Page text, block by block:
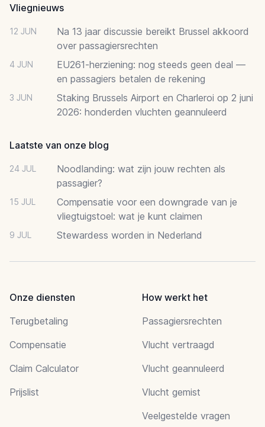
Vliegnieuws
12 JUN
Na 13 jaar discussie bereikt Brussel akkoord
over passagiersrechten
4 JUN
EU261-herziening: nog steeds geen deal —
en passagiers betalen de rekening
3 JUN
Staking Brussels Airport en Charleroi op 2 juni
2026: honderden vluchten geannuleerd
Laatste van onze blog
24 JUL
Noodlanding: wat zijn jouw rechten als
passagier?
15 JUL
Compensatie voor een downgrade van je
vliegtuigstoel: wat je kunt claimen
9 JUL Stewardess worden in Nederland
Onze diensten
Terugbetaling
Compensatie
Claim Calculator
Prijslist
How werkt het
Passagiersrechten
Vlucht vertraagd
Vlucht geannuleerd
Vlucht gemist
Veelgestelde vragen